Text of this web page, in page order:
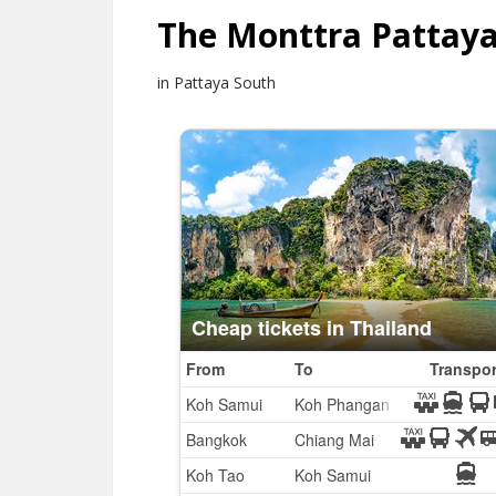
The Monttra
in Pattaya South